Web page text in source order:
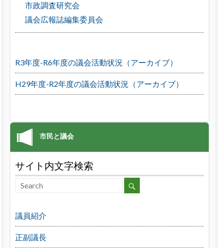
市政調査研究会
議会広報誌編集委員会
R3年度-R6年度の議会活動状況（アーカイブ）
H29年度-R2年度の議会活動状況（アーカイブ）
サイト内文字検索
議員紹介
正副議長